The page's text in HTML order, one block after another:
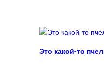
Это какой-то